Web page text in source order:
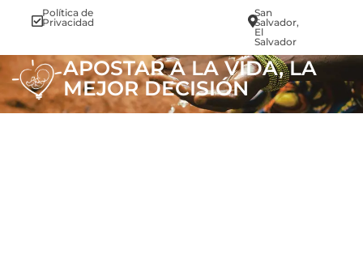
Política de
Privacidad
San
Salvador,
El
Salvador
APOSTAR A LA VIDA, LA
MEJOR DECISIÓN